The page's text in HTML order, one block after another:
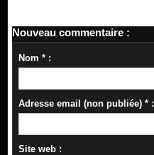
Nouveau commentaire :
Nom * :
Adresse email (non publiée) * :
Site web :